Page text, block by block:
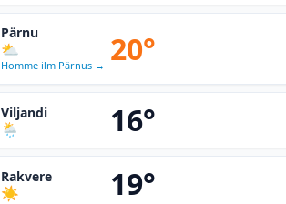
Pärnu
⛅
Homme ilm Pärnus → 20°
Viljandi
🌦 16°
Rakvere
☀️ 19°